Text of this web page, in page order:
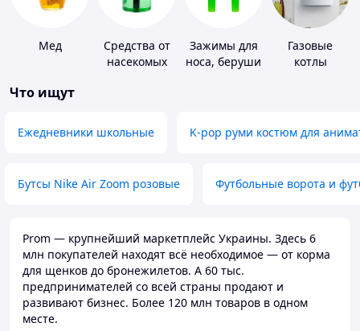
Мед
Средства от
насекомых
Зажимы для
носа, беруши
Газовые
котлы
Что ищут
Ежедневники школьные K-pop руми костюм для
Бутсы Nike Air Zoom розовые Футбольные ворота и
Prom — крупнейший маркетплейс Украины. Здесь 6
млн покупателей находят всё необходимое — от корма
для щенков до бронежилетов. А 60 тыс.
предпринимателей со всей страны продают и
развивают бизнес. Более 120 млн товаров в одном
месте.